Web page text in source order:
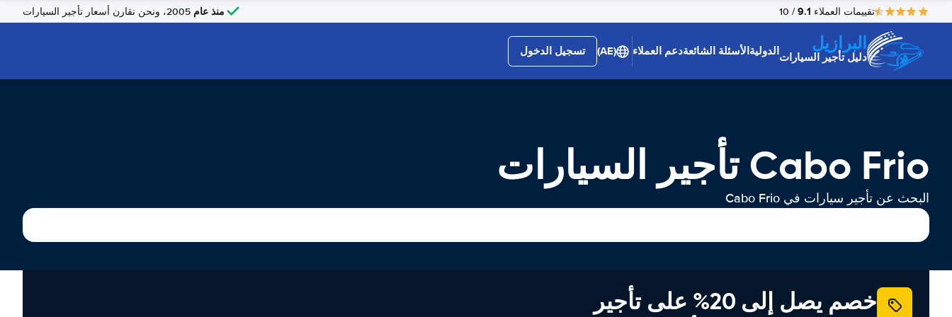
تقييمات العملاء 9.1
/ 10 منذ عام
البرازيل
دليل تأجير السياراتالدوليةالأسئلة الشائعةدعم العملاء (AE) تسجيل الدخول
Cabo Frio تأجير السيارات
البحث عن تأجير سيارات في Cabo Frio
خصم يصل إلى 20% على تأجير